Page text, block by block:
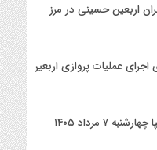
اربعین حسینی در مرز
عملیات پروازی اربعین
مرداد ۱۴۰۵